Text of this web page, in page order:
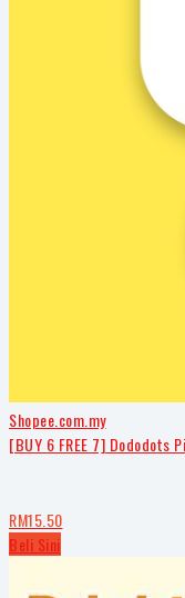
Shopee.com.my
[BUY 6 FREE 7] Dododots
RM15.50
Beli Sini